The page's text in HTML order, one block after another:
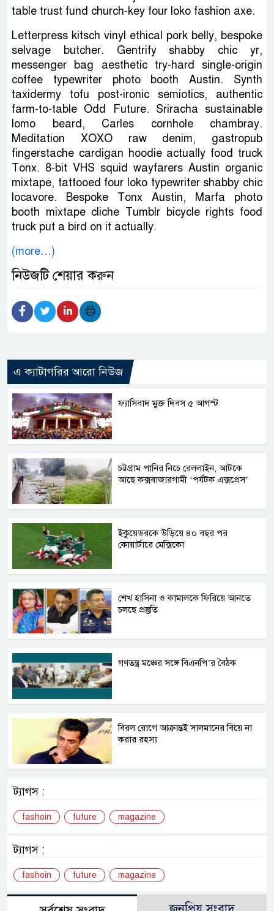
table trust fund church-key four loko fashion axe.
Letterpress kitsch vinyl ethical pork belly, bespoke
selvage butcher. Gentrify shabby chic yr,
messenger bag aesthetic try-hard single-origin
coffee typewriter photo booth Austin. Synth
taxidermy tofu post-ironic semiotics, authentic
farm-to-table Odd Future. Sriracha sustainable
lomo beard, Carles cornhole chambray.
Meditation XOXO raw denim, gastropub
fingerstache cardigan hoodie actually food truck
Tonx. 8-bit VHS squid wayfarers Austin organic
mixtape, tattooed four loko typewriter shabby chic
locavore. Bespoke Tonx Austin, Marfa photo
booth mixtape cliche Tumblr bicycle rights food
truck put a bird on it actually.
(more…)
নিউজটি শেয়ার করুন
এ ক্যাটাগরির আরো নিউজ
ফ্যাসিবাদ মুক্ত দিবস ৫ আগস্ট
চট্টগ্রাম পানির নিচে রেললাইন, আটকে
আছে কক্সবাজারগামী ‘পর্যটক এক্সপ্রেস’
ইকুয়েডরকে উড়িয়ে ৪০ বছর পর
কোয়ার্টারে মেক্সিকো
শেখ হাসিনা ও কামালকে ফিরিয়ে আনতে
চলছে প্রস্তুতি
গণতন্ত্র মঞ্চের সঙ্গে বিএনপি’র বৈঠক
বিরল রোগে আক্রান্তই সালমানের বিয়ে না
করার রহস্য
ট্যাগস :
fashoin future magazine
ট্যাগস :
fashoin future magazine